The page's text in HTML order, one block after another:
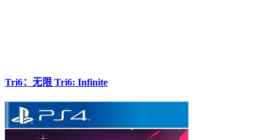
Tri6：无限 Tri6: Infinite